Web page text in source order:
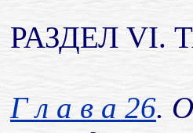
РАЗДЕЛ
Г л а в а 26.